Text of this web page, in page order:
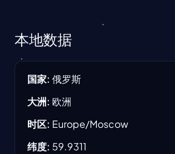
本地数据
国家: 俄罗斯
大洲: 欧洲
时区: Europe/Moscow
纬度: 59.9311